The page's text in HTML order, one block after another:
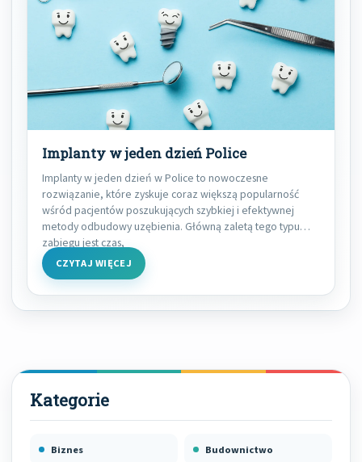
Implanty w jeden dzień Police
Implanty w jeden dzień w Police to nowoczesne
rozwiązanie, które zyskuje coraz większą popularność
wśród pacjentów poszukujących szybkiej i efektywnej
metody odbudowy uzębienia. Główną zaletą tego typu
zabiegu jest czas,
CZYTAJ WIĘCEJ
Biznes Budownictwo